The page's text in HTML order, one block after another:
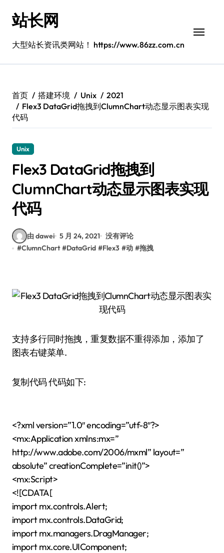
站长网
大型站长资讯类网站！ https://www.86zz.com.cn
首页 搭建环境 Unix
2021
Flex3 DataGrid拖拽到ClumnChart动态显示图表实现
代码
Unix
Flex3 DataGrid拖拽到
ClumnChart动态显示图表实现
代码
由 dawei 5 月 24, 2021 没有评论
#ClumnChart #DataGrid #Flex3 #动 #拖拽
支持多行同时拖拽，重复数据不重得添加，添加了
图表右键菜单.
复制代码 代码如下:
<?xml version=”1.0″ encoding=”utf-8″?>
<mx:Application xmlns:mx=”
http://www.adobe.com/2006/mxml” layout=”
absolute” creationComplete=”init()”>
<mx:Script>
<![CDATA[
import mx.controls.Alert;
import mx.controls.DataGrid;
import mx.managers.DragManager;
import mx.core.UIComponent;